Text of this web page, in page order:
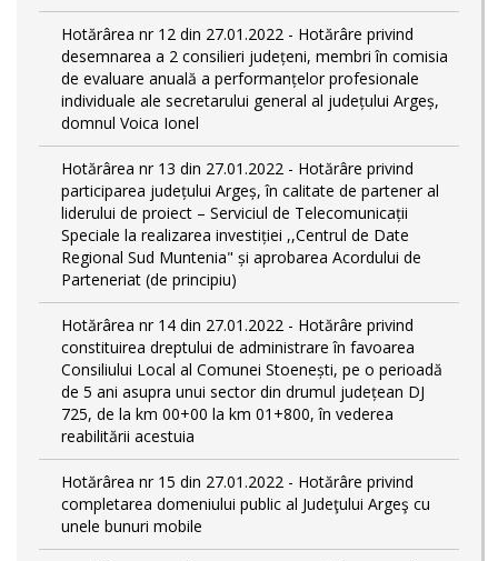
Hotărârea nr 12 din 27.01.2022 - Hotărâre privind
desemnarea a 2 consilieri județeni, membri în comisia
de evaluare anuală a performanțelor profesionale
individuale ale secretarului general al județului Argeș,
domnul Voica Ionel
Hotărârea nr 13 din 27.01.2022 - Hotărâre privind
participarea județului Argeș, în calitate de partener al
liderului de proiect – Serviciul de Telecomunicații
Speciale la realizarea investiției ,,Centrul de Date
Regional Sud Muntenia" și aprobarea Acordului de
Parteneriat (de principiu)
Hotărârea nr 14 din 27.01.2022 - Hotărâre privind
constituirea dreptului de administrare în favoarea
Consiliului Local al Comunei Stoenești, pe o perioadă
de 5 ani asupra unui sector din drumul județean DJ
725, de la km 00+00 la km 01+800, în vederea
reabilitării acestuia
Hotărârea nr 15 din 27.01.2022 - Hotărâre privind
completarea domeniului public al Judeţului Argeş cu
unele bunuri mobile